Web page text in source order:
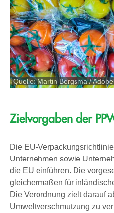
Quelle: Martin Bergsma /
Zielvorgaben der
Die EU-
Unternehmen sowie
die EU einführen. Die
gleichermaßen für
Die Verordnung zielt darauf
Umweltverschmutzung zu